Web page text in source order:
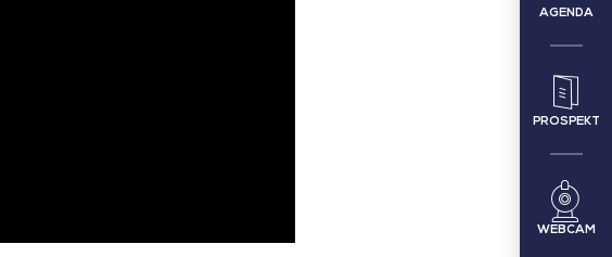
AGENDA
PROSPEKT
WEBCAM